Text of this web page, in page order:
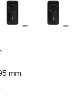
mm.